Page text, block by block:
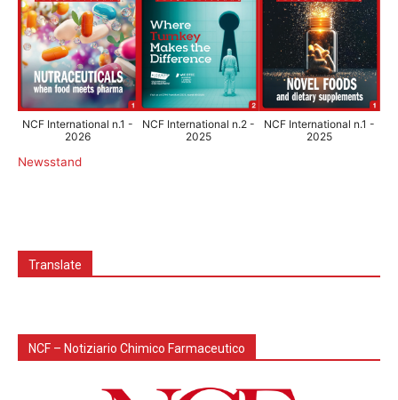
NCF International n.1 -
2026
NCF International n.2 -
2025
NCF International n.1 -
2025
Newsstand
Translate
NCF – Notiziario Chimico Farmaceutico